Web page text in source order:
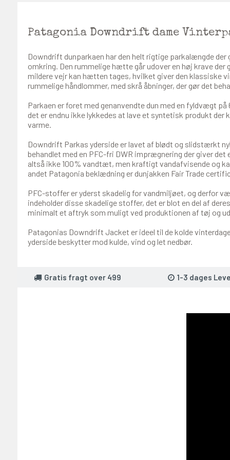
Patagonia Downdrift dame
Downdrift dunparkaen har den helt rigtige parkalængde
omkring. Den rummelige hætte går udover en høj krave
mildere vejr kan hætten tages, hvilket giver den klassiske
rummelige håndlommer, med skrå åbninger, der gør det
Parkaen er foret med genanvendte dun med en fyldvægt
det er endnu ikke lykkedes at lave et syntetisk produkt
varme.
Downdrift Parkas yderside er lavet af blødt og slidstærkt
behandlet med en PFC-fri DWR imprægnering der giver
altså ikke 100% vandtæt, men kraftigt vandafvisende og
andet Patagonia beklædning er dunjakken Fair Trade
PFC-stoffer er yderst skadelig for vandmiljøet, og derfor
indeholder disse skadelige stoffer, det er blot en del af
minimalt et aftryk som muligt ved produktionen af tøj og
Patagonias Downdrift Jacket er ideel til de kolde
yderside beskytter mod kulde, vind og let nedbør.
Gratis fragt over 499 1-3 dages